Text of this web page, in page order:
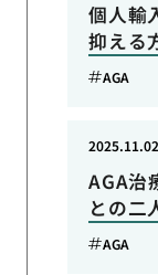
個人輸
抑える
AGA
AGA治
との二
2025.11.02
AGA